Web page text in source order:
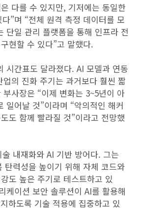
다를 수 있지만, 기저에는 동일한
”며 “전체 원격 측정 데이터를 모
단일 관리 플랫폼을 통해 인프라 전
현할 수 있다”고 말했다.
시간표도 달라졌다. AI 모델과 연동
의 진화 주기는 과거보다 훨씬 짧
사장은 “이제 변화는 3~5년이 아
일어날 것”이라며 “악의적인 해커
도 함께 빨라질 것”이라고 전망했
내재화와 AI 기반 방어다. 그는
탄력성을 높이기 위해 자체 코드와
도 높은 주기로 테스트하고 있
케이션 보안 솔루션이 AI를 활용해
하도록 기술 적용에 집중하고 있